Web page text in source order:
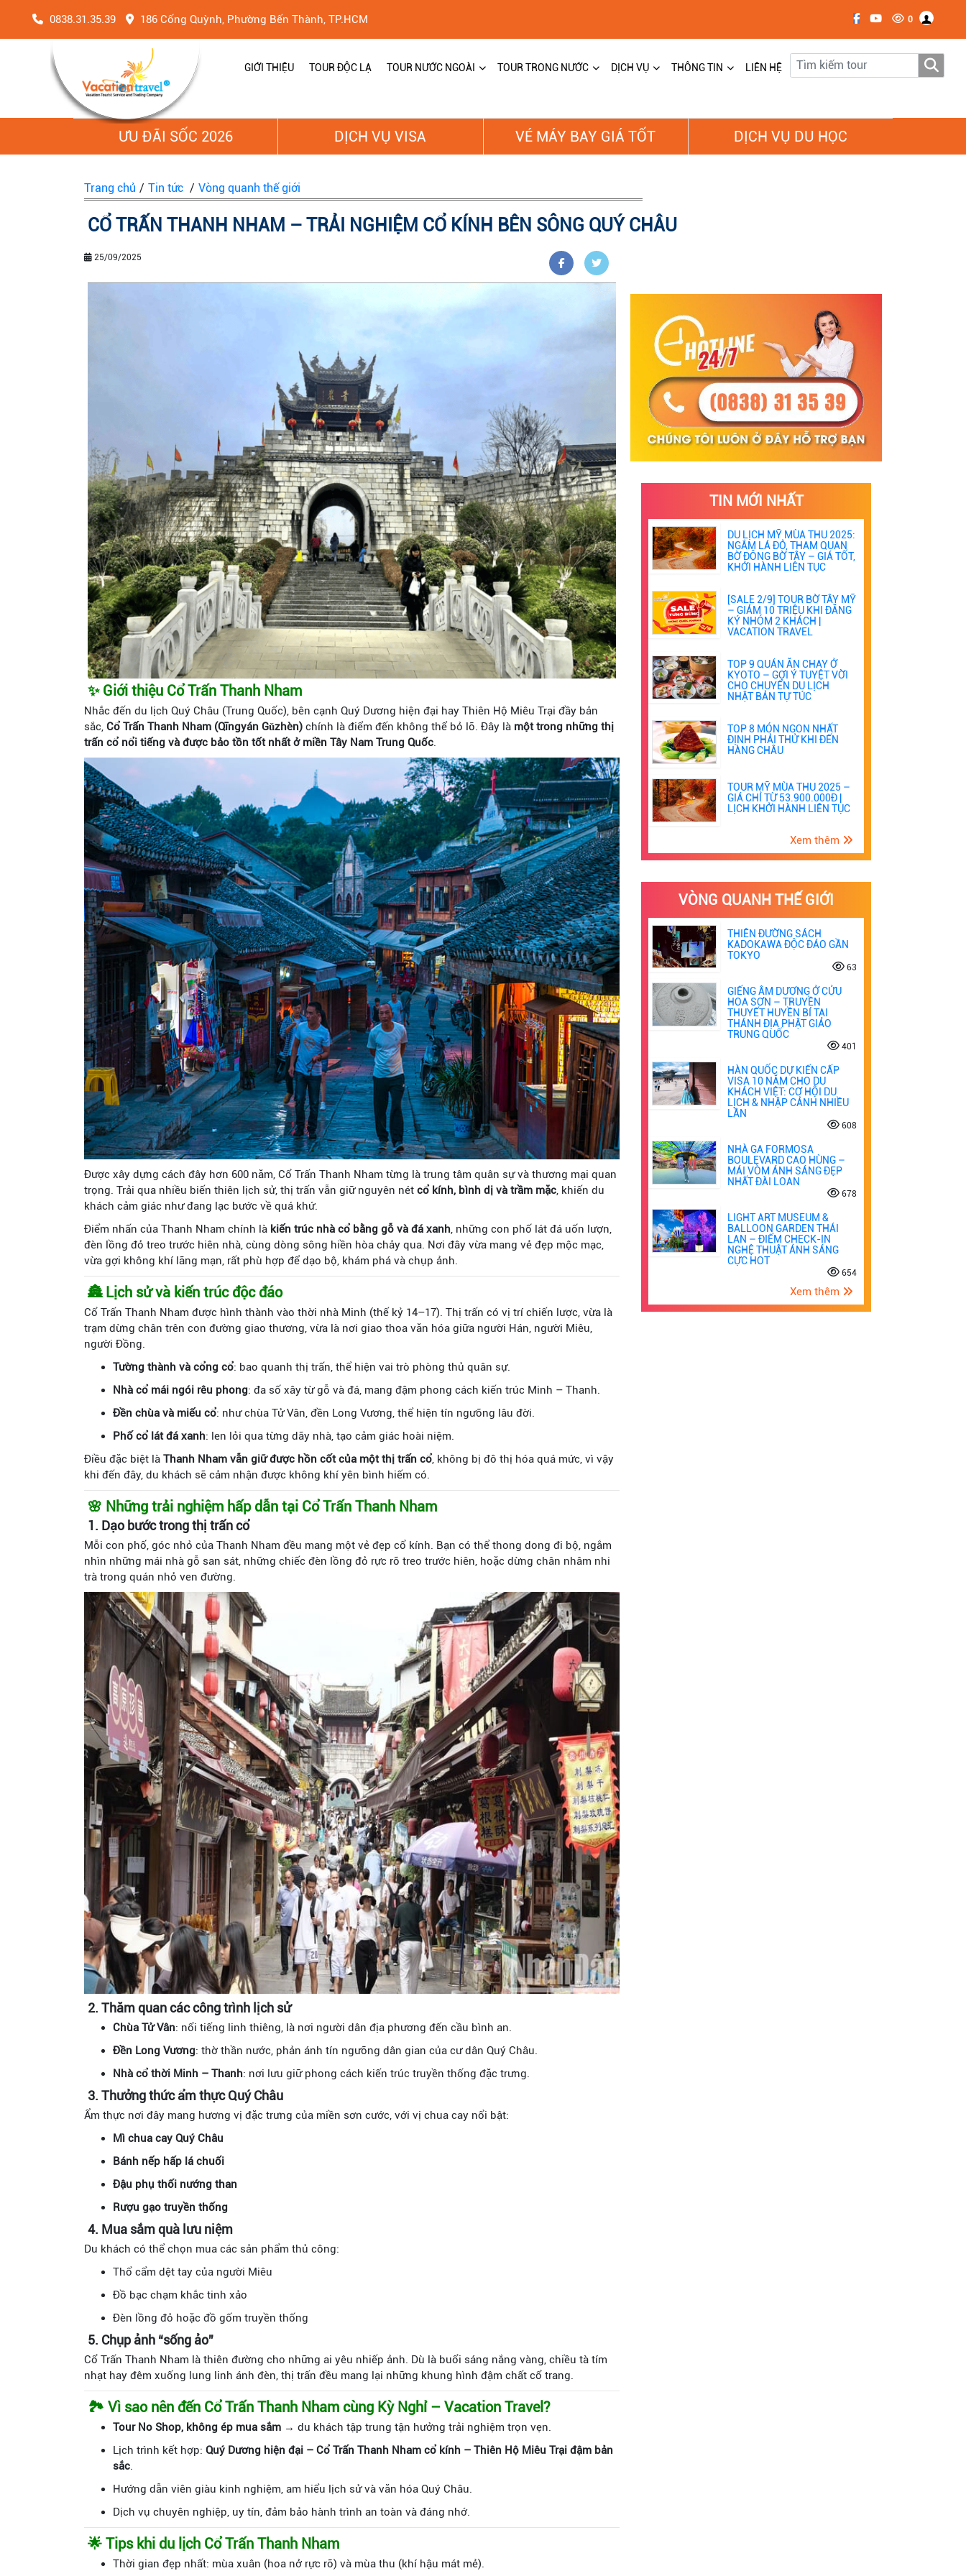
0838.31.35.39 186 Cống Quỳnh, Phường Bến Thành, TP.HCM 0
GIỚI THIỆU TOUR ĐỘC LẠ TOUR NƯỚC NGOÀI TOUR TRONG NƯỚC DỊCH VỤ THÔNG TIN LIÊN HỆ
ƯU ĐÃI SỐC 2026 DỊCH VỤ VISA VÉ MÁY BAY GIÁ TỐT DỊCH VỤ DU HỌC
Trang chủ / Tin tức / Vòng quanh thế giới
CỔ TRẤN THANH NHAM – TRẢI NGHIỆM CỔ KÍNH BÊN SÔNG QUÝ CHÂU
25/09/2025
✨ Giới thiệu Cổ Trấn Thanh Nham
Nhắc đến du lịch Quý Châu (Trung Quốc), bên cạnh Quý Dương hiện đại hay Thiên Hộ Miêu Trại đầy bản
sắc, Cổ Trấn Thanh Nham (Qīngyán Gǔzhèn) chính là điểm đến không thể bỏ lỡ. Đây là một trong những thị
trấn cổ nổi tiếng và được bảo tồn tốt nhất ở miền Tây Nam Trung Quốc.
Được xây dựng cách đây hơn 600 năm, Cổ Trấn Thanh Nham từng là trung tâm quân sự và thương mại quan
trọng. Trải qua nhiều biến thiên lịch sử, thị trấn vẫn giữ nguyên nét cổ kính, bình dị và trầm mặc, khiến du
khách cảm giác như đang lạc bước về quá khứ.
Điểm nhấn của Thanh Nham chính là kiến trúc nhà cổ bằng gỗ và đá xanh, những con phố lát đá uốn lượn,
đèn lồng đỏ treo trước hiên nhà, cùng dòng sông hiền hòa chảy qua. Nơi đây vừa mang vẻ đẹp mộc mạc,
vừa gợi không khí lãng mạn, rất phù hợp để dạo bộ, khám phá và chụp ảnh.
🏯 Lịch sử và kiến trúc độc đáo
Cổ Trấn Thanh Nham được hình thành vào thời nhà Minh (thế kỷ 14–17). Thị trấn có vị trí chiến lược, vừa là
trạm dừng chân trên con đường giao thương, vừa là nơi giao thoa văn hóa giữa người Hán, người Miêu,
người Đồng.
Tường thành và cổng cổ: bao quanh thị trấn, thể hiện vai trò phòng thủ quân sự.
Nhà cổ mái ngói rêu phong: đa số xây từ gỗ và đá, mang đậm phong cách kiến trúc Minh – Thanh.
Đền chùa và miếu cổ: như chùa Tử Vân, đền Long Vương, thể hiện tín ngưỡng lâu đời.
Phố cổ lát đá xanh: len lỏi qua từng dãy nhà, tạo cảm giác hoài niệm.
Điều đặc biệt là Thanh Nham vẫn giữ được hồn cốt của một thị trấn cổ, không bị đô thị hóa quá mức, vì vậy
khi đến đây, du khách sẽ cảm nhận được không khí yên bình hiếm có.
🌸 Những trải nghiệm hấp dẫn tại Cổ Trấn Thanh Nham
1. Dạo bước trong thị trấn cổ
Mỗi con phố, góc nhỏ của Thanh Nham đều mang một vẻ đẹp cổ kính. Bạn có thể thong dong đi bộ, ngắm
nhìn những mái nhà gỗ san sát, những chiếc đèn lồng đỏ rực rỡ treo trước hiên, hoặc dừng chân nhâm nhi
trà trong quán nhỏ ven đường.
2. Thăm quan các công trình lịch sử
Chùa Tử Vân: nổi tiếng linh thiêng, là nơi người dân địa phương đến cầu bình an.
Đền Long Vương: thờ thần nước, phản ánh tín ngưỡng dân gian của cư dân Quý Châu.
Nhà cổ thời Minh – Thanh: nơi lưu giữ phong cách kiến trúc truyền thống đặc trưng.
3. Thưởng thức ẩm thực Quý Châu
Ẩm thực nơi đây mang hương vị đặc trưng của miền sơn cước, với vị chua cay nổi bật:
Mì chua cay Quý Châu
Bánh nếp hấp lá chuối
Đậu phụ thối nướng than
Rượu gạo truyền thống
4. Mua sắm quà lưu niệm
Du khách có thể chọn mua các sản phẩm thủ công:
Thổ cẩm dệt tay của người Miêu
Đồ bạc chạm khắc tinh xảo
Đèn lồng đỏ hoặc đồ gốm truyền thống
5. Chụp ảnh “sống ảo”
Cổ Trấn Thanh Nham là thiên đường cho những ai yêu nhiếp ảnh. Dù là buổi sáng nắng vàng, chiều tà tím
nhạt hay đêm xuống lung linh ánh đèn, thị trấn đều mang lại những khung hình đậm chất cổ trang.
🏞 Vì sao nên đến Cổ Trấn Thanh Nham cùng Kỳ Nghỉ – Vacation Travel?
Tour No Shop, không ép mua sắm → du khách tập trung tận hưởng trải nghiệm trọn vẹn.
Lịch trình kết hợp: Quý Dương hiện đại – Cổ Trấn Thanh Nham cổ kính – Thiên Hộ Miêu Trại đậm bản
sắc.
Hướng dẫn viên giàu kinh nghiệm, am hiểu lịch sử và văn hóa Quý Châu.
Dịch vụ chuyên nghiệp, uy tín, đảm bảo hành trình an toàn và đáng nhớ.
🌟 Tips khi du lịch Cổ Trấn Thanh Nham
Thời gian đẹp nhất: mùa xuân (hoa nở rực rỡ) và mùa thu (khí hậu mát mẻ).
TIN MỚI NHẤT
DU LỊCH MỸ MÙA THU 2025:
NGẮM LÁ ĐỎ, THAM QUAN
BỜ ĐÔNG BỜ TÂY – GIÁ TỐT,
KHỞI HÀNH LIÊN TỤC
[SALE 2/9] TOUR BỜ TÂY MỸ
– GIẢM 10 TRIỆU KHI ĐĂNG
KÝ NHÓM 2 KHÁCH |
VACATION TRAVEL
TOP 9 QUÁN ĂN CHAY Ở
KYOTO – GỢI Ý TUYỆT VỜI
CHO CHUYẾN DU LỊCH
NHẬT BẢN TỰ TÚC
TOP 8 MÓN NGON NHẤT
ĐỊNH PHẢI THỬ KHI ĐẾN
HÀNG CHÂU
TOUR MỸ MÙA THU 2025 –
GIÁ CHỈ TỪ 53.900.000Đ |
LỊCH KHỞI HÀNH LIÊN TỤC
Xem thêm
VÒNG QUANH THẾ GIỚI
THIÊN ĐƯỜNG SÁCH
KADOKAWA ĐỘC ĐÁO GẦN
TOKYO
63
GIẾNG ÂM DƯƠNG Ở CỬU
HOA SƠN – TRUYỀN
THUYẾT HUYỀN BÍ TẠI
THÁNH ĐỊA PHẬT GIÁO
TRUNG QUỐC
401
HÀN QUỐC DỰ KIẾN CẤP
VISA 10 NĂM CHO DU
KHÁCH VIỆT: CƠ HỘI DU
LỊCH & NHẬP CẢNH NHIỀU
LẦN
608
NHÀ GA FORMOSA
BOULEVARD CAO HÙNG –
MÁI VÒM ÁNH SÁNG ĐẸP
NHẤT ĐÀI LOAN
678
LIGHT ART MUSEUM &
BALLOON GARDEN THÁI
LAN – ĐIỂM CHECK-IN
NGHỆ THUẬT ÁNH SÁNG
CỰC HOT
654
Xem thêm